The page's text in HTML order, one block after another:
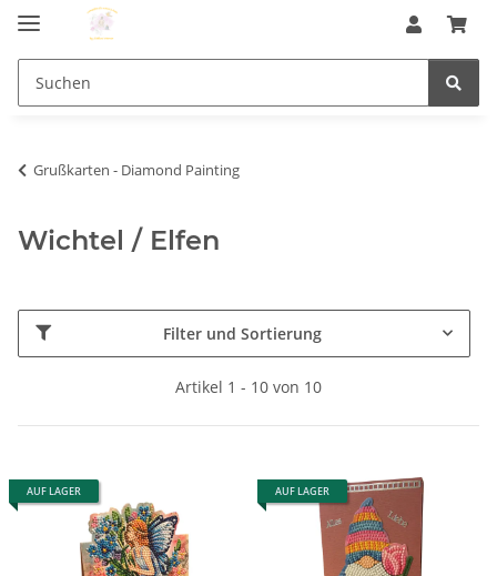
Grußkarten - Diamond Painting
Wichtel / Elfen
Filter und Sortierung
Artikel 1 - 10 von 10
AUF LAGER AUF LAGER